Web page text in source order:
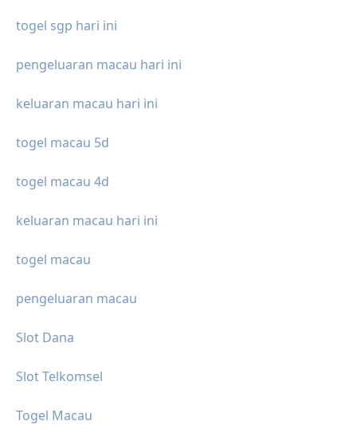
togel sgp hari ini
pengeluaran macau hari ini
keluaran macau hari ini
togel macau 5d
togel macau 4d
keluaran macau hari ini
togel macau
pengeluaran macau
Slot Dana
Slot Telkomsel
Togel Macau